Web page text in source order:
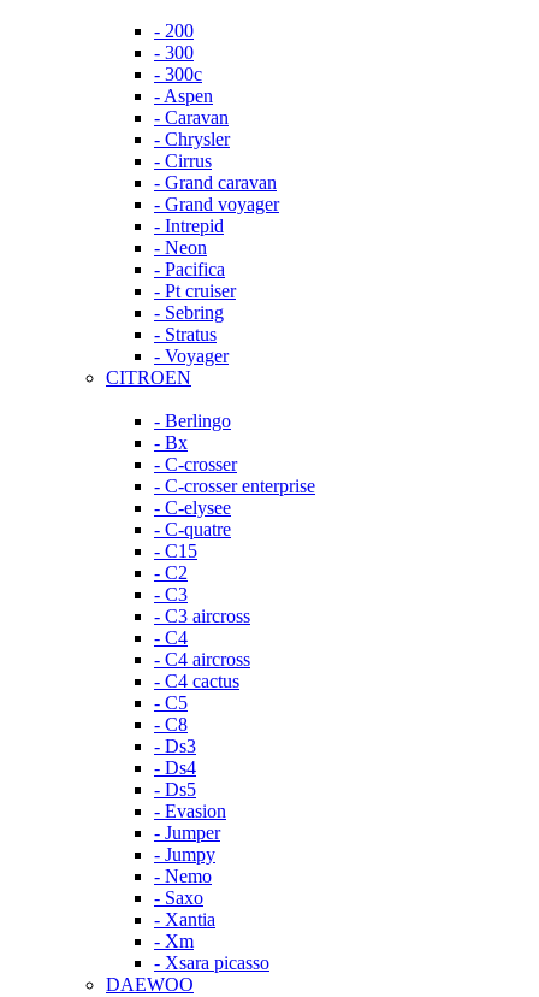
- 200
- 300
- 300c
- Aspen
- Caravan
- Chrysler
- Cirrus
- Grand caravan
- Grand voyager
- Intrepid
- Neon
- Pacifica
- Pt cruiser
- Sebring
- Stratus
- Voyager
CITROEN
- Berlingo
- Bx
- C-crosser
- C-crosser enterprise
- C-elysee
- C-quatre
- C15
- C2
- C3
- C3 aircross
- C4
- C4 aircross
- C4 cactus
- C5
- C8
- Ds3
- Ds4
- Ds5
- Evasion
- Jumper
- Jumpy
- Nemo
- Saxo
- Xantia
- Xm
- Xsara picasso
DAEWOO